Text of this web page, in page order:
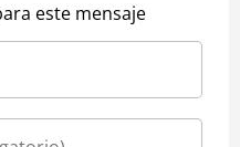
este mensaje